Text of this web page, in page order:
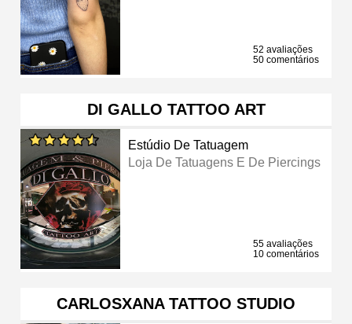
52 avaliações
50 comentários
DI GALLO TATTOO ART
Estúdio De Tatuagem
Loja De Tatuagens E De Piercings
55 avaliações
10 comentários
CARLOSXANA TATTOO STUDIO